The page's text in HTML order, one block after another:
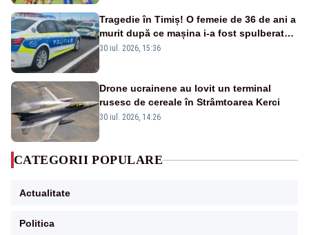
Tragedie în Timiș! O femeie de 36 de ani a
murit după ce mașina i-a fost spulberată
de tren
30 iul. 2026, 15:36
Drone ucrainene au lovit un terminal
rusesc de cereale în Strâmtoarea Kerci
30 iul. 2026, 14:26
CATEGORII POPULARE
Actualitate
Politica